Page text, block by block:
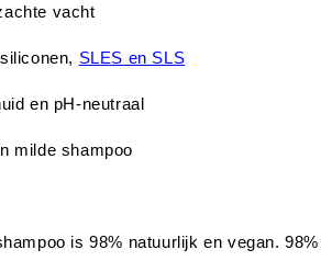
vacht
SLES en SLS
en pH-neutraal
milde shampoo